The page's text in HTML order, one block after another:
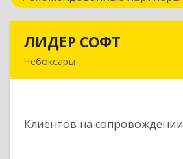
ЛИДЕР СОФТ
Чебоксары
Клиентов на сопровождении